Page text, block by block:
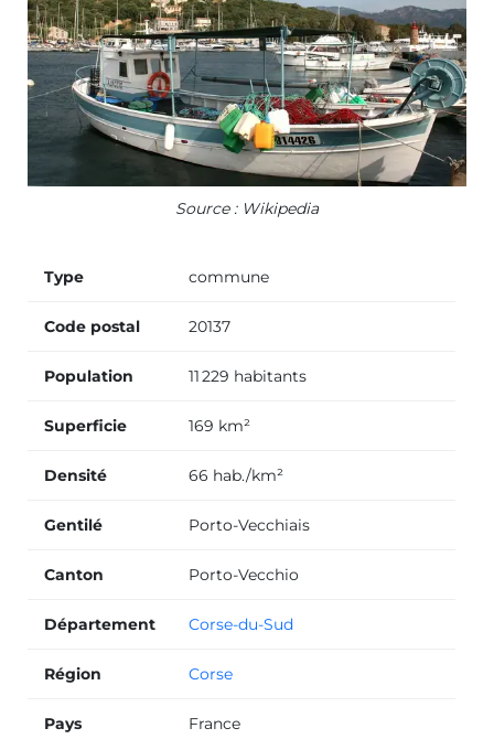
Source : Wikipedia
Type commune
Code postal 20137
Population 11 229 habitants
Superficie 169 km²
Densité 66 hab./km²
Gentilé Porto-Vecchiais
Canton Porto-Vecchio
Département Corse-du-Sud
Région Corse
Pays France